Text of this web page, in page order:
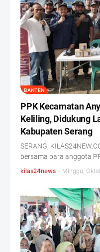
BANTEN
PPK Kecamatan
Keliling, Didukung
Kabupaten Serang
SERANG,
bersama para anggota
kilas24news - Minggu,